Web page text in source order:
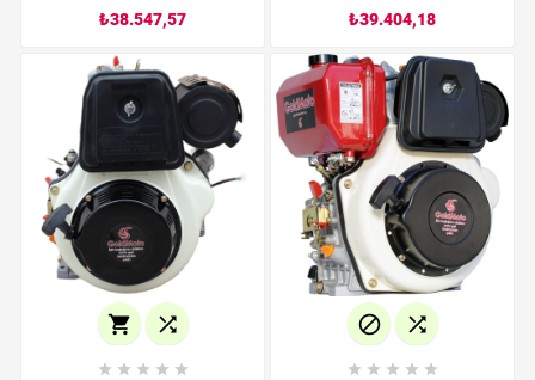
₺38.547,57 ₺39.404,18
 
    
 
    